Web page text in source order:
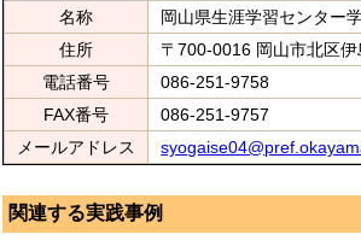
名称
岡山県生涯学習センター
住所
〒700-0016 岡山市北区
電話番号
086-251-9758
FAX番号
086-251-9757
メールアドレス
関連する実践事例